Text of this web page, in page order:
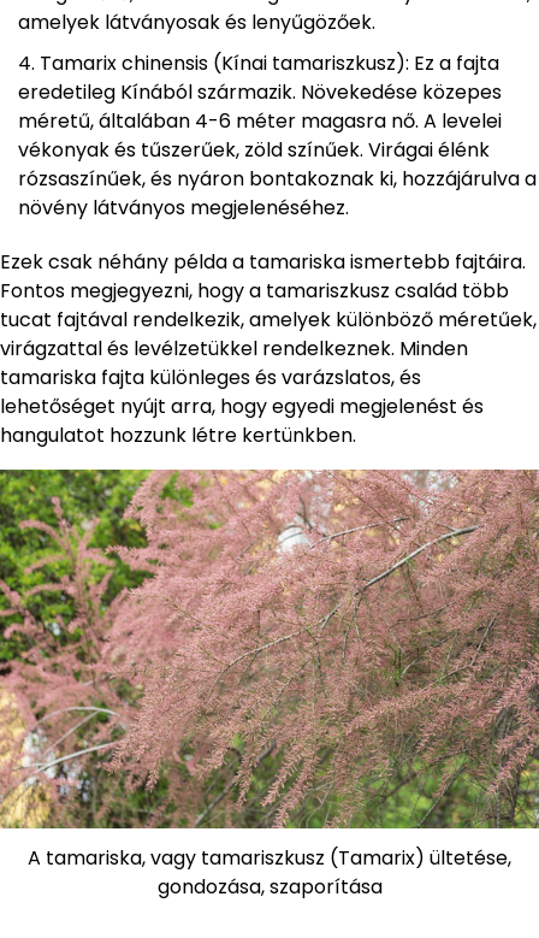
amelyek látványosak és lenyűgözőek.
Tamarix chinensis (Kínai tamariszkusz): Ez a fajta
eredetileg Kínából származik. Növekedése közepes
méretű, általában 4-6 méter magasra nő. A levelei
vékonyak és tűszerűek, zöld színűek. Virágai élénk
rózsaszínűek, és nyáron bontakoznak ki, hozzájárulva a
növény látványos megjelenéséhez.
Ezek csak néhány példa a tamariska ismertebb fajtáira.
Fontos megjegyezni, hogy a tamariszkusz család több
tucat fajtával rendelkezik, amelyek különböző méretűek,
virágzattal és levélzetükkel rendelkeznek. Minden
tamariska fajta különleges és varázslatos, és
lehetőséget nyújt arra, hogy egyedi megjelenést és
hangulatot hozzunk létre kertünkben.
A tamariska, vagy tamariszkusz (Tamarix) ültetése,
gondozása, szaporítása